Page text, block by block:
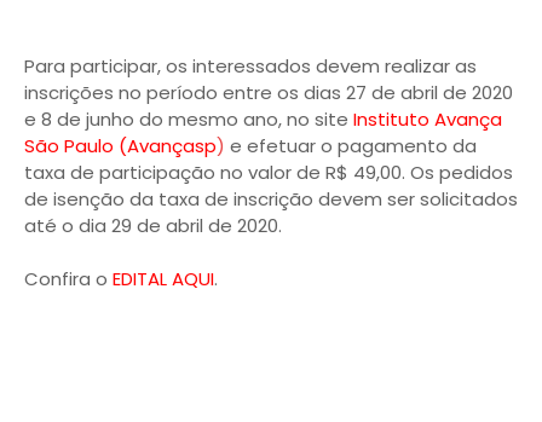
Para participar, os interessados devem realizar as
inscrições no período entre os dias 27 de abril de 2020
e 8 de junho do mesmo ano, no site Instituto Avança
São Paulo (Avançasp) e efetuar o pagamento da
taxa de participação no valor de R$ 49,00. Os pedidos
de isenção da taxa de inscrição devem ser solicitados
até o dia 29 de abril de 2020.
Confira o EDITAL AQUI.